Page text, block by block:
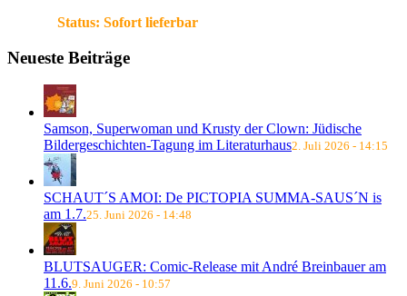
Status: Sofort lieferbar
Neueste Beiträge
Samson, Superwoman und Krusty der Clown: Jüdische
Bildergeschichten-Tagung im Literaturhaus2. Juli 2026 - 14:15
SCHAUT´S AMOI: De PICTOPIA SUMMA-SAUS´N is
am 1.7.25. Juni 2026 - 14:48
BLUTSAUGER: Comic-Release mit André Breinbauer am
11.6.9. Juni 2026 - 10:57